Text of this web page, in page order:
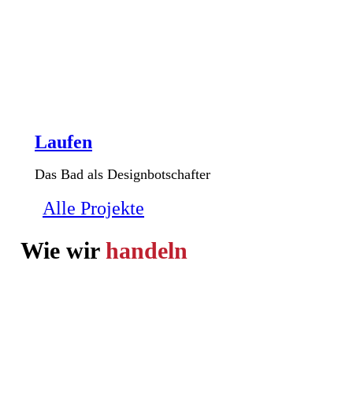
Laufen
Das Bad als Designbotschafter
Alle Projekte
Wie wir handeln